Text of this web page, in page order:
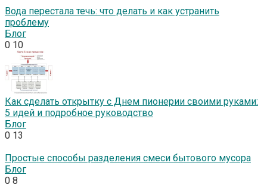
Вода перестала течь: что делать и как устранить
проблему
Блог
0 10
Как сделать открытку с Днем пионерии своими руками:
5 идей и подробное руководство
Блог
0 13
Простые способы разделения смеси бытового мусора
Блог
0 8